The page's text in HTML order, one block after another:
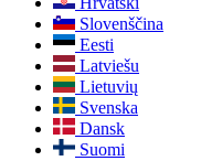
Slovenščina
Eesti
Latviešu
Lietuvių
Svenska
Dansk
Suomi